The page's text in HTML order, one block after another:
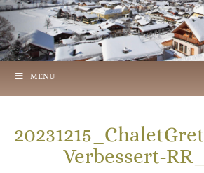
MENU
Verbessert-